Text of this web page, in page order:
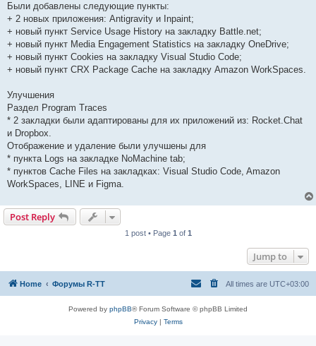
Были добавлены следующие пункты:
+ 2 новых приложения: Antigravity и Inpaint;
+ новый пункт Service Usage History на закладку Battle.net;
+ новый пункт Media Engagement Statistics на закладку OneDrive;
+ новый пункт Cookies на закладку Visual Studio Code;
+ новый пункт CRX Package Cache на закладку Amazon WorkSpaces.
Улучшения
Раздел Program Traces
* 2 закладки были адаптированы для их приложений из: Rocket.Chat
и Dropbox.
Отображение и удаление были улучшены для
* пункта Logs на закладке NoMachine tab;
* пунктов Cache Files на закладках: Visual Studio Code, Amazon
WorkSpaces, LINE и Figma.
Post Reply
1 post • Page 1 of 1
Jump to
Home Форумы R-TT All times are UTC+03:00
Powered by phpBB® Forum Software © phpBB Limited
Privacy| Terms